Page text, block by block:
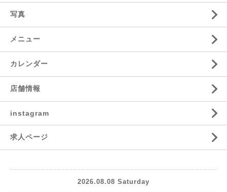
写真
メニュー
カレンダー
店舗情報
instagram
求人ページ
2026.08.08 Saturday